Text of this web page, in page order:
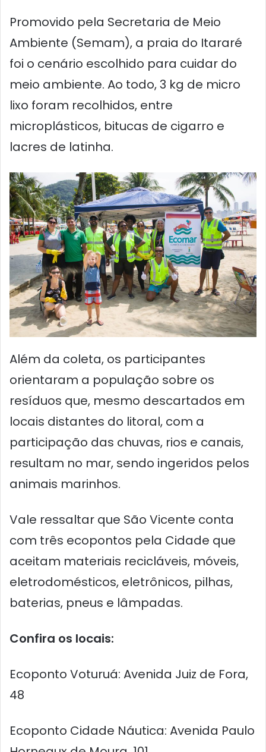
Promovido pela Secretaria de Meio
Ambiente (Semam), a praia do Itararé
foi o cenário escolhido para cuidar do
meio ambiente. Ao todo, 3 kg de micro
lixo foram recolhidos, entre
microplásticos, bitucas de cigarro e
lacres de latinha.
Além da coleta, os participantes
orientaram a população sobre os
resíduos que, mesmo descartados em
locais distantes do litoral, com a
participação das chuvas, rios e canais,
resultam no mar, sendo ingeridos pelos
animais marinhos.
Vale ressaltar que São Vicente conta
com três ecopontos pela Cidade que
aceitam materiais recicláveis, móveis,
eletrodomésticos, eletrônicos, pilhas,
baterias, pneus e lâmpadas.
Confira os locais:
Ecoponto Voturuá: Avenida Juiz de Fora,
48
Ecoponto Cidade Náutica: Avenida Paulo